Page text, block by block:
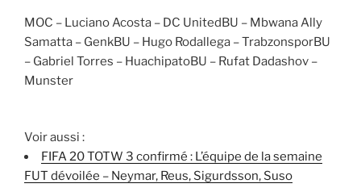
MOC – Luciano Acosta – DC UnitedBU – Mbwana Ally
Samatta – GenkBU – Hugo Rodallega – TrabzonsporBU
– Gabriel Torres – HuachipatoBU – Rufat Dadashov –
Munster
Voir aussi :
FIFA 20 TOTW 3 confirmé : L’équipe de la semaine
FUT dévoilée – Neymar, Reus, Sigurdsson, Suso